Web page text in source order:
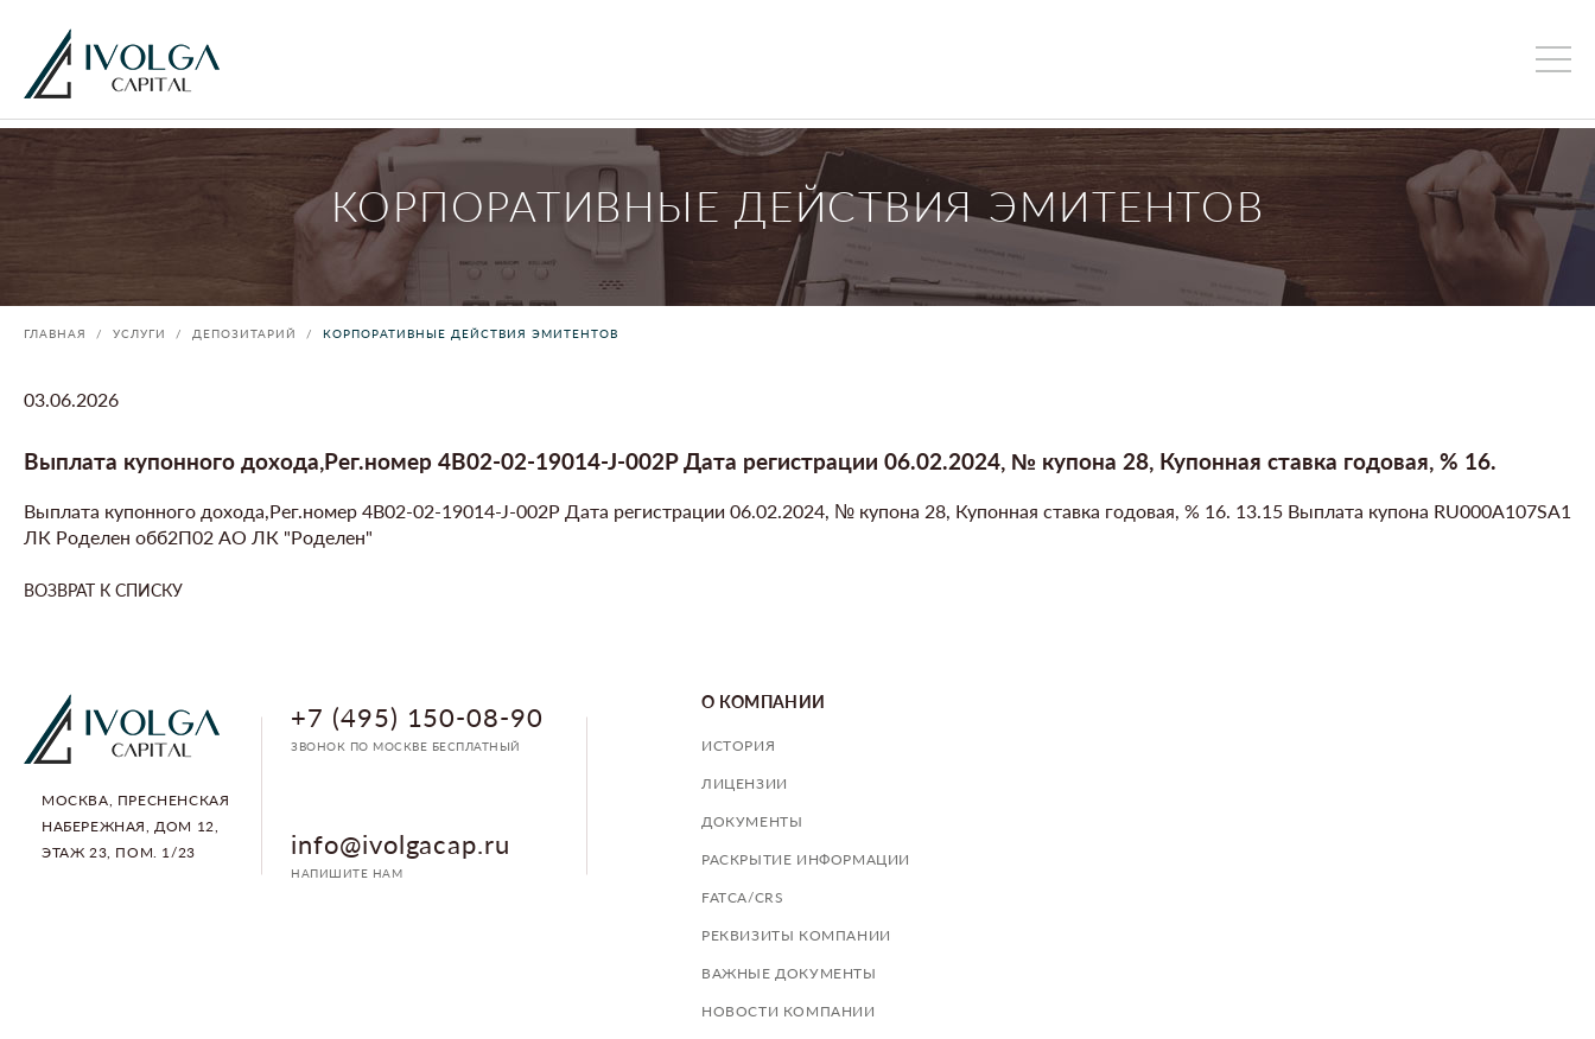
КОРПОРАТИВНЫЕ ДЕЙСТВИЯ ЭМИТЕНТОВ
ГЛАВНАЯ УСЛУГИ ДЕПОЗИТАРИЙ КОРПОРАТИВНЫЕ ДЕЙСТВИЯ ЭМИТЕНТОВ
03.06.2026
Выплата купонного дохода,Рег.номер 4B02-02-19014-J-002P Дата регистрации 06.02.2024, № купона 28, Купонная ставка годовая, % 16.
Выплата купонного дохода,Рег.номер 4B02-02-19014-J-002P Дата регистрации 06.02.2024, № купона 28, Купонная ставка годовая, % 16. 13.15 Выплата купона RU000A107SA1
ЛК Роделен обб2П02 АО ЛК "Роделен"
ВОЗВРАТ К СПИСКУ
МОСКВА, ПРЕСНЕНСКАЯ
НАБЕРЕЖНАЯ, ДОМ 12,
ЭТАЖ 23, ПОМ. 1/23
+7 (495) 150-08-90
ЗВОНОК ПО МОСКВЕ БЕСПЛАТНЫЙ
info@ivolgacap.ru
НАПИШИТЕ НАМ
О КОМПАНИИ
ИСТОРИЯ
ЛИЦЕНЗИИ
ДОКУМЕНТЫ
РАСКРЫТИЕ ИНФОРМАЦИИ
FATCA/CRS
РЕКВИЗИТЫ КОМПАНИИ
ВАЖНЫЕ ДОКУМЕНТЫ
НОВОСТИ КОМПАНИИ